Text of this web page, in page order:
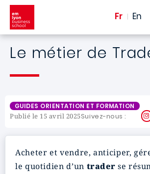
Aller au contenu principal
Fr En
Le métier de
GUIDES ORIENTATION ET FORMATION
Publié le 15 avril 2025Suivez-nous :
Acheter et vendre, anticiper,
le quotidien d’un trader se